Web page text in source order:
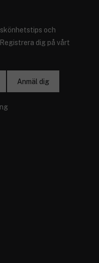
och
dig på vårt
Anmäl dig